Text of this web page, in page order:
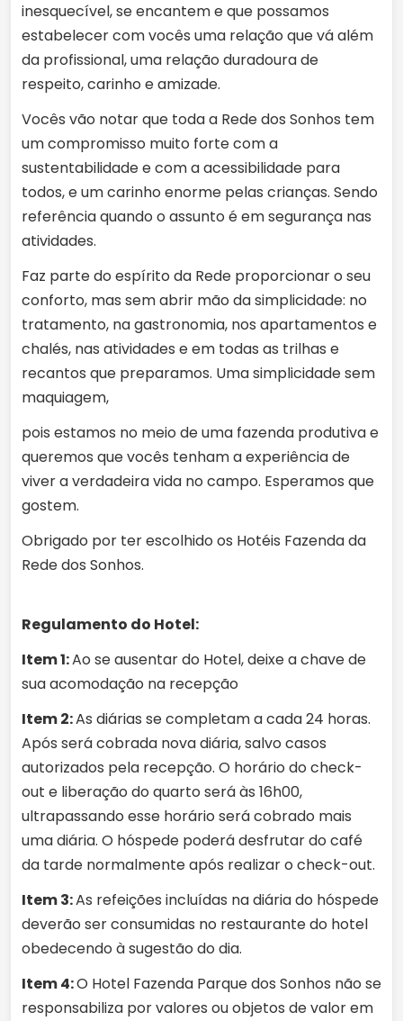
inesquecível, se encantem e que possamos
estabelecer com vocês uma relação que vá além
da profissional, uma relação duradoura de
respeito, carinho e amizade.
Vocês vão notar que toda a Rede dos Sonhos tem
um compromisso muito forte com a
sustentabilidade e com a acessibilidade para
todos, e um carinho enorme pelas crianças. Sendo
referência quando o assunto é em segurança nas
atividades.
Faz parte do espírito da Rede proporcionar o seu
conforto, mas sem abrir mão da simplicidade: no
tratamento, na gastronomia, nos apartamentos e
chalés, nas atividades e em todas as trilhas e
recantos que preparamos. Uma simplicidade sem
maquiagem,
pois estamos no meio de uma fazenda produtiva e
queremos que vocês tenham a experiência de
viver a verdadeira vida no campo. Esperamos que
gostem.
Obrigado por ter escolhido os Hotéis Fazenda da
Rede dos Sonhos.
Regulamento do Hotel:
Item 1:Ao se ausentar do Hotel, deixe a chave de
sua acomodação na recepção
Item 2:As diárias se completam a cada 24 horas.
Após será cobrada nova diária, salvo casos
autorizados pela recepção. O horário do check-
out e liberação do quarto será às 16h00,
ultrapassando esse horário será cobrado mais
uma diária. O hóspede poderá desfrutar do café
da tarde normalmente após realizar o check-out.
Item 3:As refeições incluídas na diária do hóspede
deverão ser consumidas no restaurante do hotel
obedecendo à sugestão do dia.
Item 4:O Hotel Fazenda Parque dos Sonhos não se
responsabiliza por valores ou objetos de valor em